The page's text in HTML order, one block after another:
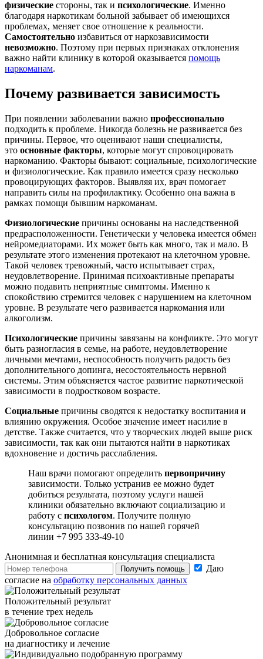
физические стороны, так и психологические. Именно
благодаря наркотикам больной забывает об имеющихся
проблемах, меняет свое отношение к реальности.
Самостоятельно избавиться от наркозависимости
невозможно. Поэтому при первых признаках отклонения
важно найти клинику в которой оказывается помощь
наркоманам.
Почему развивается зависимость
При появлении заболевании важно профессионально
подходить к проблеме. Никогда болезнь не развивается без
причины. Первое, что оценивают наши специалисты,
это основные факторы, которые могут спровоцировать
наркоманию. Факторы бывают: социальные, психологические
и физиологические. Как правило имеется сразу несколько
провоцирующих факторов. Выявляя их, врач помогает
направить силы на профилактику. Особенно она важна в
рамках помощи бывшим наркоманам.
Физиологические причины основаны на наследственной
предрасположенности. Генетически у человека имеется обмен
нейромедиаторами. Их может быть как много, так и мало. В
результате этого изменения протекают на клеточном уровне.
Такой человек тревожный, часто испытывает страх,
неудовлетворение. Принимая психоактивные препараты
можно подавить неприятные симптомы. Именно к
спокойствию стремится человек с нарушением на клеточном
уровне. В результате чего развивается наркомания или
алкоголизм.
Психологические причины завязаны на конфликте. Это могут
быть разногласия в семье, на работе, неудовлетворение
личными мечтами, неспособность получить радость без
дополнительного допинга, несостоятельность нервной
системы. Этим объясняется частое развитие наркотической
зависимости в подростковом возрасте.
Социальные причины сводятся к недостатку воспитания и
влиянию окружения. Особое значение имеет насилие в
детстве. Также считается, что у творческих людей выше риск
зависимости, так как они пытаются найти в наркотиках
вдохновение и достичь расслабления.
Наш врачи помогают определить первопричину
зависимости. Только устранив ее можно будет
добиться результата, поэтому услуги нашей
клиники обязательно включают социализацию и
работу с психологом. Получите полную
консультацию позвонив по нашей горячей
линии +7 995 333-49-10
Анонимная и бесплатная консультация специалиста
Получить помощь
Даю
согласие на обработку персональных данных
Положительный результат
в течение трех недель
Добровольное согласие
на диагностику и лечение